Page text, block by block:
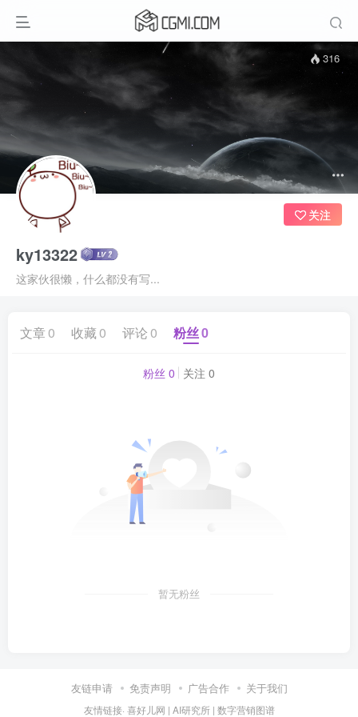
316
ky13322
这家伙很懒，什么都没有写...
关注
文章0 收藏 0 评论 0 粉丝0
粉丝 0 关注 0
暂无粉丝
友链申请 免责声明 广告合作 关于我们
友情链接· 喜好儿网 | AI研究所| 数字营销图谱